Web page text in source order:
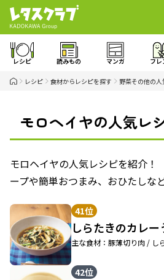
レシピ 読みもの マンガ フレ
レシピ 食材からレシピを探す 野菜その他の
モロヘイヤの人気レ
モロヘイヤの人気レシピを紹介
ープや簡単おつまみ、おひたし
41位
しらたきのカレ
主な食材：豚薄切り肉 / し
42位